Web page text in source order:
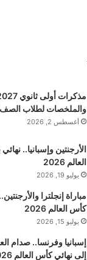
والملخصات لطلاب الصف
أغسطس 2, 2026
الأرجنتين وإسبانيا..
العالم 2026
يوليو 19, 2026
مباراة إنجلترا
كأس العالم 2026
يوليو 15, 2026
إسبانيا وفرنسا.. صدام
إلى نهائي كأس العالم 2026